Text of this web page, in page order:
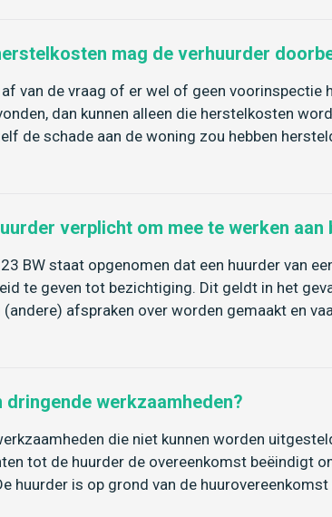
mag de verhuurder
van de vraag of er wel of geen
dan kunnen alleen die herstelkosten
de schade aan de woning zou hebben
verplicht om mee te werken
BW staat opgenomen dat een huurder van
te geven tot bezichtiging. Dit geldt in het
(andere) afspraken over worden gemaakt en
dringende werkzaamheden?
die niet kunnen worden
tot de huurder de overeenkomst beëindigt
huurder is op grond van de